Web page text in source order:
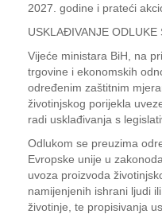
2027. godine i prateći
USKLAĐIVANJE ODLUKE
Vijeće ministara BiH, na
trgovine i ekonomskih
određenim zaštitnim
životinjskog porijekla
radi usklađivanja s
Odlukom se preuzima
Evropske unije u
uvoza proizvoda
namijenjenih ishrani ljudi
životinje, te propisivanja